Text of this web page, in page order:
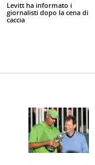
Levitt ha informato i
giornalisti dopo la cena di
caccia